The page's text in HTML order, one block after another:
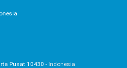
Pusat 10430 - Indonesia